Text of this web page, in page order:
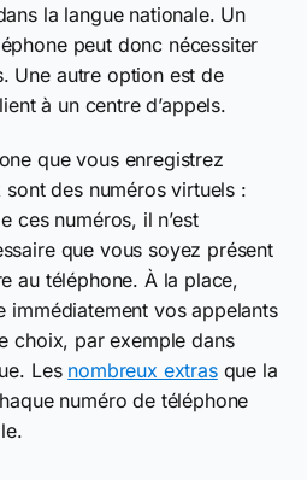
la langue nationale. Un
peut donc nécessiter
Une autre option est de
à un centre d’appels.
que vous enregistrez
des numéros virtuels :
ces numéros, il n’est
que vous soyez présent
au téléphone. À la place,
immédiatement vos appelants
choix, par exemple dans
Les nombreux extrasque la
numéro de téléphone